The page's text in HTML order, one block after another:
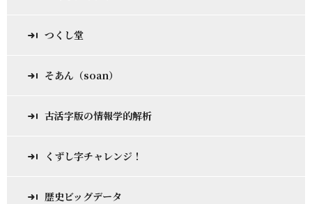
つくし堂
そあん（soan）
古活字版の情報学的解析
くずし字チャレンジ！
歴史ビッグデータ